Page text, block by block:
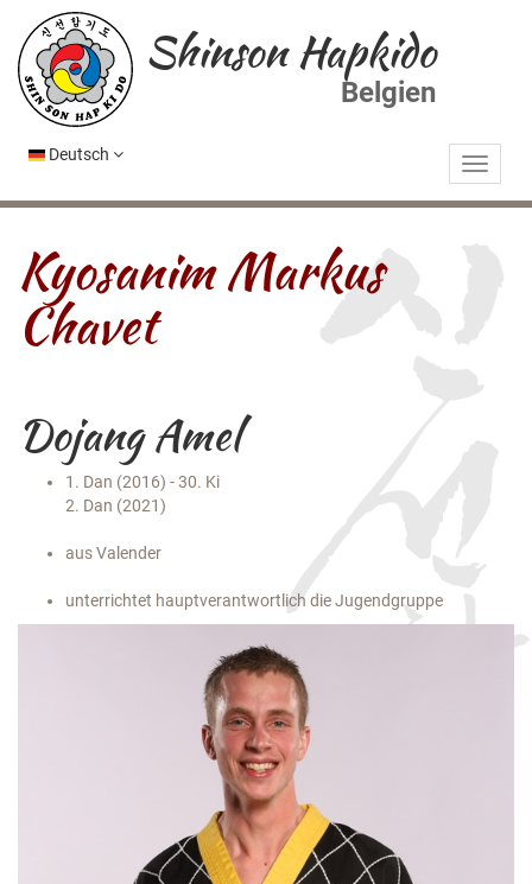
Shinson Hapkido
Belgien
Deutsch
Kyosanim Markus
Chavet
Dojang Amel
1. Dan (2016) - 30. Ki
2. Dan (2021)
aus Valender
unterrichtet hauptverantwortlich die Jugendgruppe